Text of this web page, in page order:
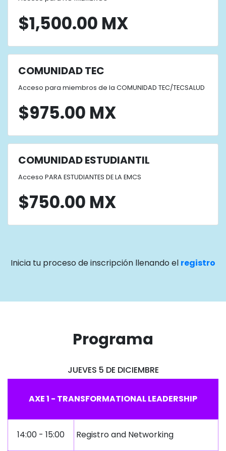
$1,500.00 MX
COMUNIDAD TEC
Acceso para miembros de la COMUNIDAD TEC/TECSALUD
$975.00 MX
COMUNIDAD ESTUDIANTIL
Acceso PARA ESTUDIANTES DE LA EMCS
$750.00 MX
Inicia tu proceso de inscripción llenando el registro
Programa
JUEVES 5 DE DICIEMBRE
AXE 1 - TRANSFORMATIONAL LEADERSHIP
14:00 - 15:00 Registro and Networking